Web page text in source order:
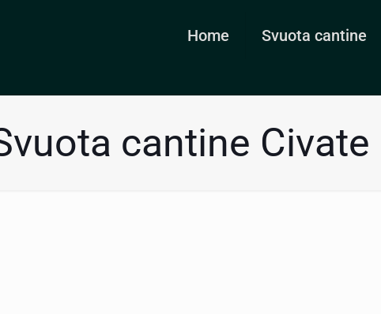
Home Svuota cantine
cantine Civate